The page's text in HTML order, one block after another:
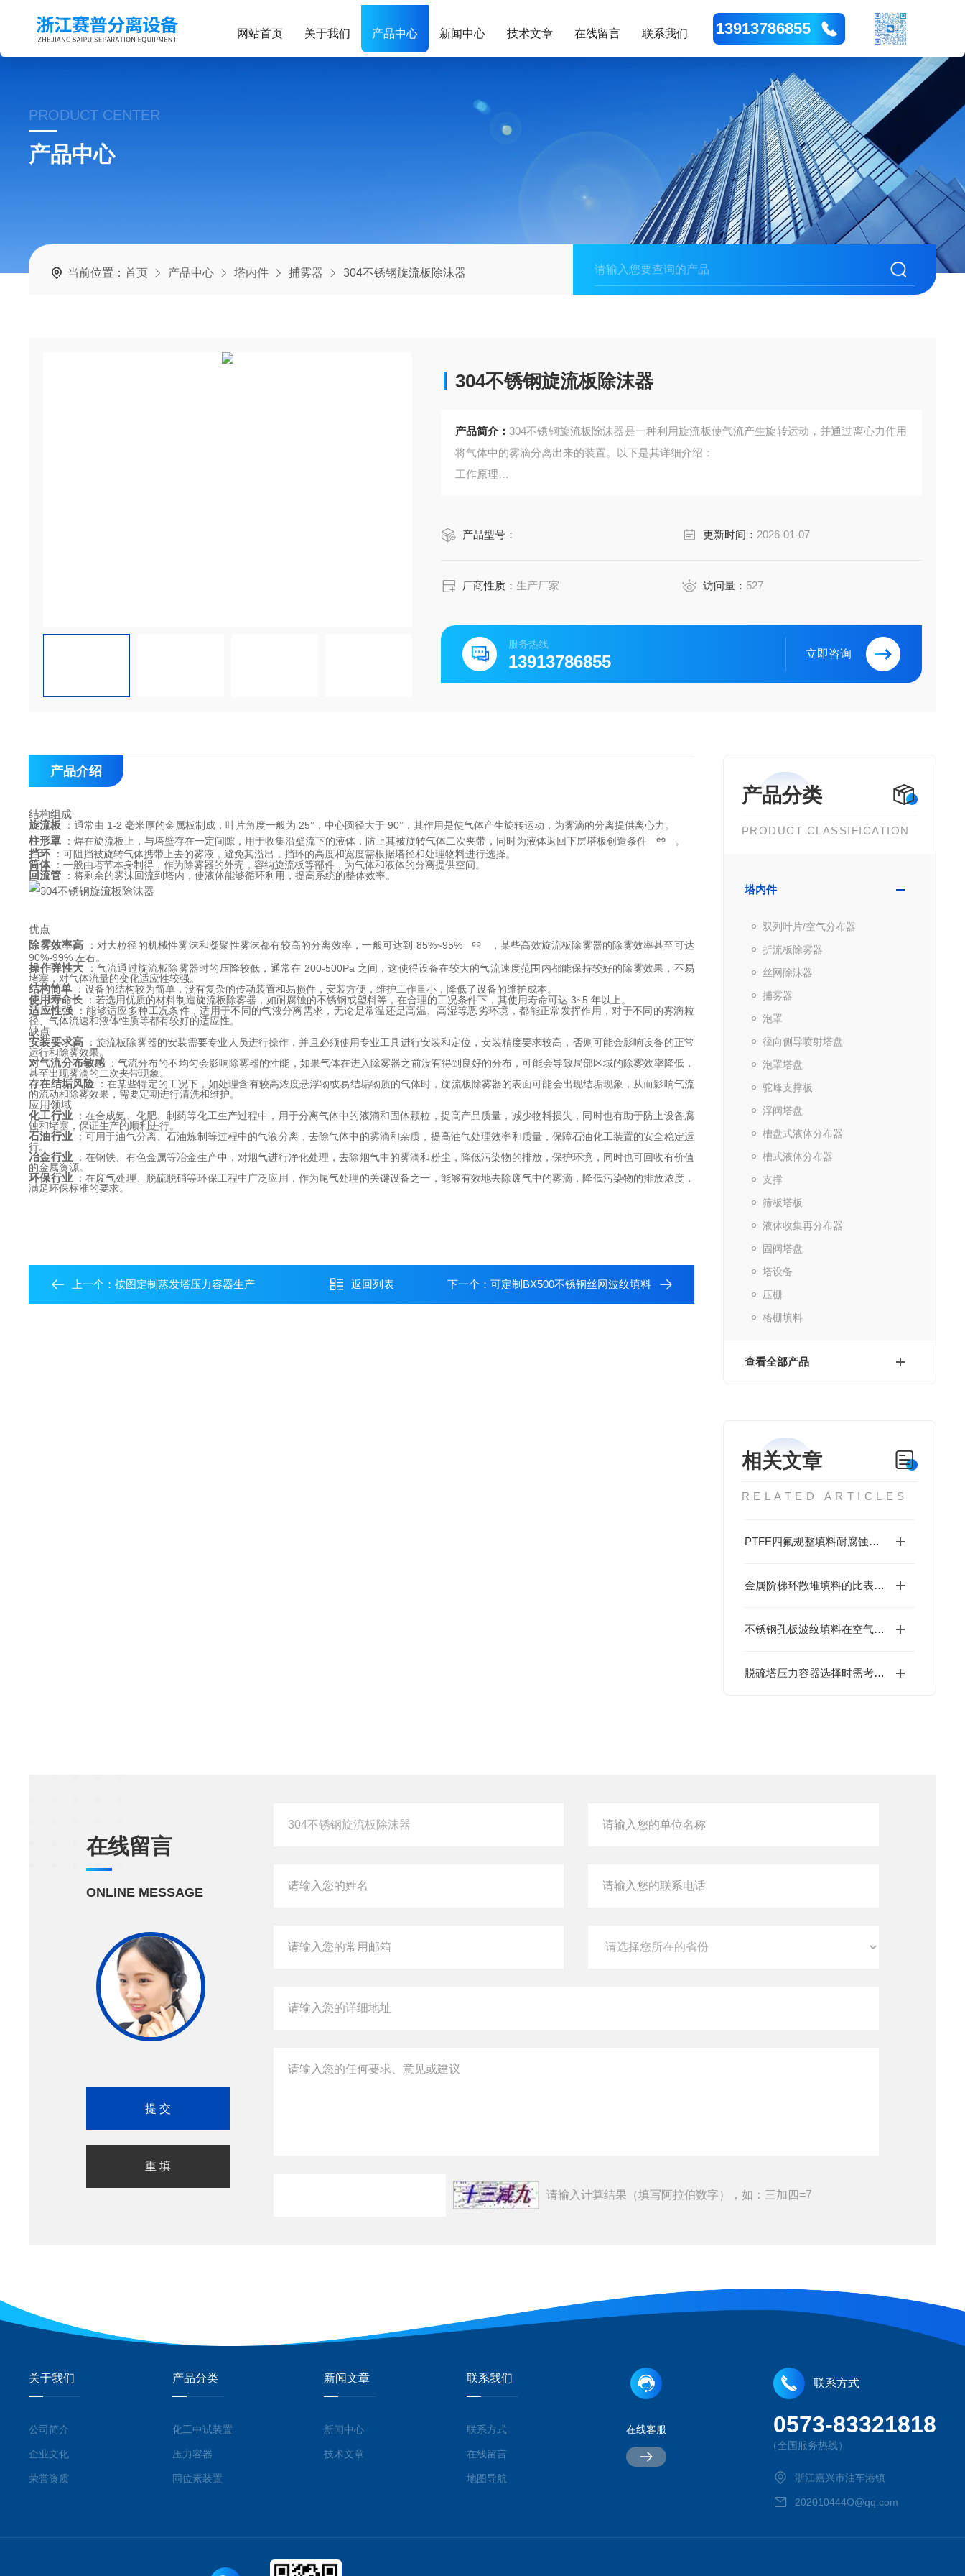
网站首页 关于我们 产品中心 新闻中心 技术文章 在线留言 联系我们 13913786855
PRODUCT CENTER
产品中心
当前位置：首页 产品中心 塔内件 捕雾器 304不锈钢旋流板除沫器
304不锈钢旋流板除沫器
产品简介：304不锈钢旋流板除沫器是一种利用旋流板使气流产生旋转运动，并通过离心力作用
将气体中的雾滴分离出来的装置。以下是其详细介绍：
工作原理
下，最终被收集并排出，而净化后的气体则从除雾器的顶部排出。
产品型号： 更新时间： 2026-01-07
厂商性质：生产厂家 访问量： 527
服务热线
13913786855 立即咨询
产品分类
PRODUCT CLASSIFICATION
塔内件
双列叶片/空气分布器
折流板除雾器
丝网除沫器
捕雾器
泡罩
径向侧导喷射塔盘
泡罩塔盘
驼峰支撑板
浮阀塔盘
槽盘式液体分布器
槽式液体分布器
支撑
筛板塔板
液体收集再分布器
固阀塔盘
塔设备
压栅
格栅填料
查看全部产品
相关文章
RELATED ARTICLES
PTFE四氟规整填料耐腐蚀性机理及长期使用稳定性分析
金属阶梯环散堆填料的比表面积与空隙率对传质的影响
不锈钢孔板波纹填料在空气分离装置中的关键作用
脱硫塔压力容器选择时需考虑哪些因素？
产品介绍
结构组成
旋流板 ：通常由 1-2 毫米厚的金属板制成，叶片角度一般为 25°，中心圆径大于 90°，其作用是使气体产生旋转运动，为雾滴的分离提供离心力。
柱形罩 ：焊在旋流板上，与塔壁存在一定间隙，用于收集沿壁流下的液体，防止其被旋转气体二次夹带，同时为液体返回下层塔板创造条件 。
挡环 ：可阻挡被旋转气体携带上去的雾液，避免其溢出，挡环的高度和宽度需根据塔径和处理物料进行选择。
筒体 ：一般由塔节本身制得，作为除雾器的外壳，容纳旋流板等部件，为气体和液体的分离提供空间。
回流管 ：将剩余的雾沫回流到塔内，使液体能够循环利用，提高系统的整体效率。
优点
除雾效率高 ：对大粒径的机械性雾沫和凝聚性雾沫都有较高的分离效率，一般可达到 85%~95%
，某些高效旋流板除雾器的除雾效率甚至可达
90%-99% 左右。
操作弹性大 ：气流通过旋流板除雾器时的压降较低，通常在 200-500Pa 之间，这使得设备在较大的气流速度范围内都能保持较好的除雾效果，不易
堵塞，对气体流量的变化适应性较强。
结构简单 ：设备的结构较为简单，没有复杂的传动装置和易损件，安装方便，维护工作量小，降低了设备的维护成本。
使用寿命长 ：若选用优质的材料制造旋流板除雾器，如耐腐蚀的不锈钢或塑料等，在合理的工况条件下，其使用寿命可达 3~5 年以上。
适应性强 ：能够适应多种工况条件，适用于不同的气液分离需求，无论是常温还是高温、高湿等恶劣环境，都能正常发挥作用，对于不同的雾滴粒
径、气体流速和液体性质等都有较好的适应性。
缺点
安装要求高 ：旋流板除雾器的安装需要专业人员进行操作，并且必须使用专业工具进行安装和定位，安装精度要求较高，否则可能会影响设备的正常
运行和除雾效果。
对气流分布敏感 ：气流分布的不均匀会影响除雾器的性能，如果气体在进入除雾器之前没有得到良好的分布，可能会导致局部区域的除雾效率降低，
甚至出现雾滴的二次夹带现象。
存在结垢风险 ：在某些特定的工况下，如处理含有较高浓度悬浮物或易结垢物质的气体时，旋流板除雾器的表面可能会出现结垢现象，从而影响气流
的流动和除雾效果，需要定期进行清洗和维护。
应用领域
化工行业 ：在合成氨、化肥、制药等化工生产过程中，用于分离气体中的液滴和固体颗粒，提高产品质量，减少物料损失，同时也有助于防止设备腐
蚀和堵塞，保证生产的顺利进行。
石油行业 ：可用于油气分离、石油炼制等过程中的气液分离，去除气体中的雾滴和杂质，提高油气处理效率和质量，保障石油化工装置的安全稳定运
行。
冶金行业 ：在钢铁、有色金属等冶金生产中，对烟气进行净化处理，去除烟气中的雾滴和粉尘，降低污染物的排放，保护环境，同时也可回收有价值
的金属资源。
环保行业 ：在废气处理、脱硫脱硝等环保工程中广泛应用，作为尾气处理的关键设备之一，能够有效地去除废气中的雾滴，降低污染物的排放浓度，
满足环保标准的要求。
上一个：按图定制蒸发塔压力容器生产 返回列表 下一个： 可定制BX500不锈钢丝网波纹填料
在线留言
ONLINE MESSAGE
请输入计算结果（填写阿拉伯数字），如：三加四=7
关于我们
公司简介
企业文化
荣誉资质
产品分类
化工中试装置
压力容器
同位素装置
新闻文章
新闻中心
技术文章
联系我们
联系方式
在线留言
地图导航
在线客服
联系方式
0573-83321818
（全国服务热线）
浙江嘉兴市油车港镇
202010444O@qq.com